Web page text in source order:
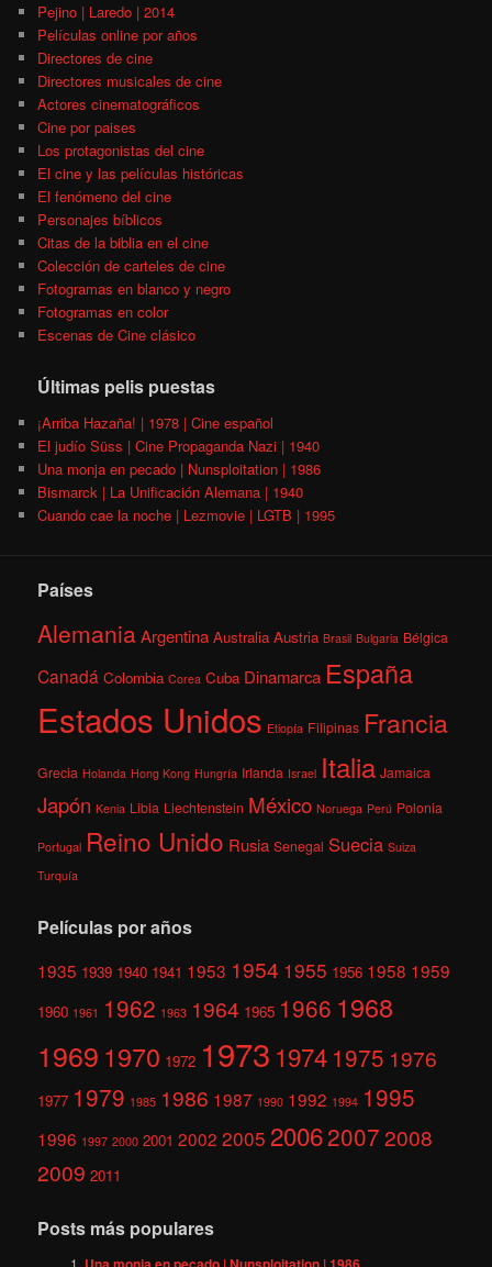
Pejino | Laredo | 2014
Películas online por años
Directores de cine
Directores musicales de cine
Actores cinematográficos
Cine por paises
Los protagonistas del cine
El cine y las películas históricas
El fenómeno del cine
Personajes bíblicos
Citas de la biblia en el cine
Colección de carteles de cine
Fotogramas en blanco y negro
Fotogramas en color
Escenas de Cine clásico
Últimas pelis puestas
¡Arriba Hazaña! | 1978 | Cine español
El judío Süss | Cine Propaganda Nazi | 1940
Una monja en pecado | Nunsploitation | 1986
Bismarck | La Unificación Alemana | 1940
Cuando cae la noche | Lezmovie | LGTB | 1995
Países
AlemaniaArgentina Australia Austria Brasil Bulgaria Bélgica
Canadá Colombia Corea Cuba Dinamarca España
Estados Unidos Etiopía Filipinas Francia
Grecia Holanda Hong Kong Hungría Irlanda Israel Italia Jamaica
Japón Kenia Libia Liechtenstein México Noruega Perú Polonia
Portugal Reino Unido Rusia Senegal Suecia Suiza
Turquía
Películas por años
1935 1939 1940 1941 1953 1954 1955 1956 1958 1959
1960 1961 1962 1963 1964 1965 1966 1968
1969 1970 1972 1973 1974 1975 1976
1977 1979 1985 1986 1987 1990 1992 1994 1995
1996 1997 2000 2001 2002 2005 200620072008
2009 2011
Posts más populares